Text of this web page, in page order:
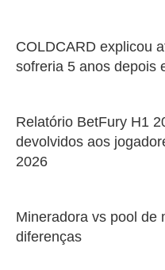
COLDCARD explicou
sofreria 5 anos depois
Relatório BetFury H1
devolvidos aos
2026
Mineradora vs pool de
diferenças